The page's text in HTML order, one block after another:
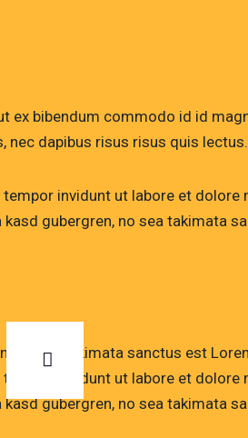
ex bibendum commodo id id
nec dapibus risus risus quis lectus.
invidunt ut labore et dolore
gubergren, no sea takimata
no sea takimata sanctus est
invidunt ut labore et dolore
gubergren, no sea takimata